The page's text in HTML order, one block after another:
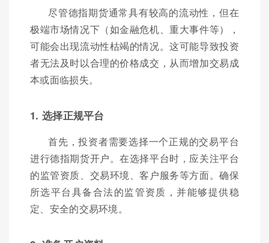
尽管德指期货通常具有较高的流动性，但在
极端市场情况下（如金融危机、重大事件等），
可能会出现流动性枯竭的情况。这可能导致投资
者无法及时以合理的价格成交，从而增加交易成
本或面临损失。
1. 选择正规平台
首先，投资者需要选择一个正规的交易平台
进行德指期货开户。在选择平台时，应关注平台
的监管资质、交易环境、客户服务等方面。确保
所选平台具备合法的监管资质，并能够提供稳
定、安全的交易环境。